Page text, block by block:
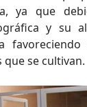
ya que
y su
se cultivan.